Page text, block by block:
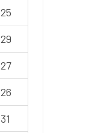
25
29
27
26
31